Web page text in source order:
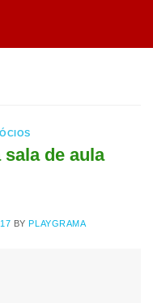
de aula
BYPLAYGRAMA